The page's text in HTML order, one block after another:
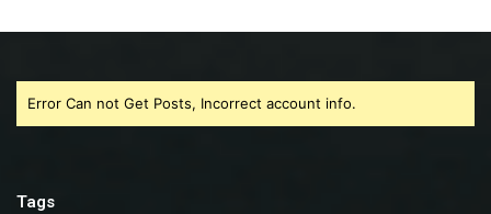
Error Can not Get Posts, Incorrect account info.
Tags